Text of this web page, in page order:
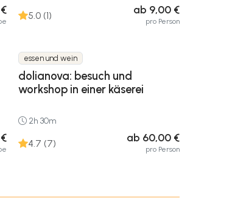
5.0 (1) ab 9,00 €
pro Person
essen und wein
dolianova: besuch und
workshop in einer käserei
2h 30m
4.7 (7) ab 60,00 €
pro Person